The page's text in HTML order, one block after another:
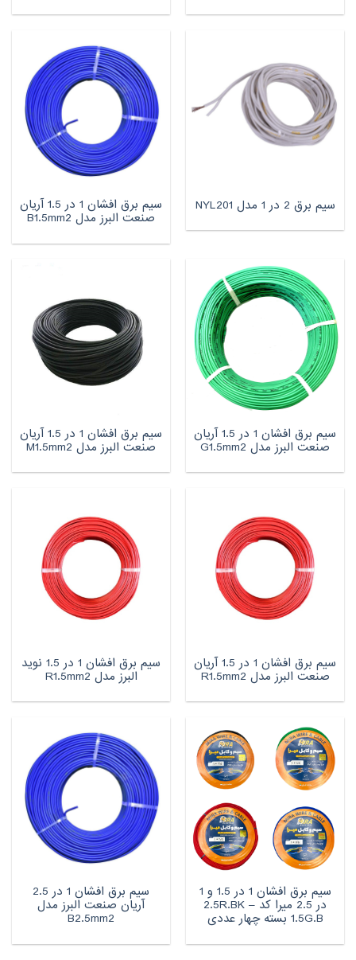
سیم برق 2 در 1 مدل NYL201 سیم برق افشان 1 در 1.5 آریان
صنعت البرز مدل B1.5mm2
سیم برق افشان 1 در 1.5 آریان
صنعت البرز مدل G1.5mm2
سیم برق افشان 1 در 1.5 آریان
صنعت البرز مدل M1.5mm2
سیم برق افشان 1 در 1.5 آریان
صنعت البرز مدل R1.5mm2
سیم برق افشان 1 در 1.5 نوید
البرز مدل R1.5mm2
سیم برق افشان 1 در 1.5 و 1
در 2.5 میرا کد 2.5R.BK –
1.5G.B بسته چهار عددی
سیم برق افشان 1 در 2.5
آریان صنعت البرز مدل
B2.5mm2